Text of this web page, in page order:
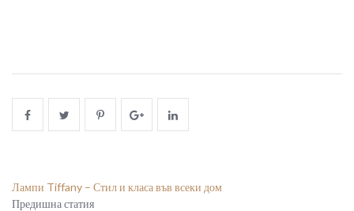
Лампи Tiffany – Стил и класа във всеки дом
Предишна статия